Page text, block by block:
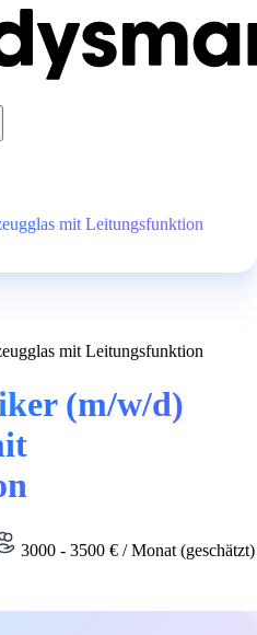
mit Leitungsfunktion
mit Leitungsfunktion
(m/w/d)
3000 - 3500 € / Monat (geschätzt)